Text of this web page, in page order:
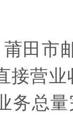
莆田市
接营
务总